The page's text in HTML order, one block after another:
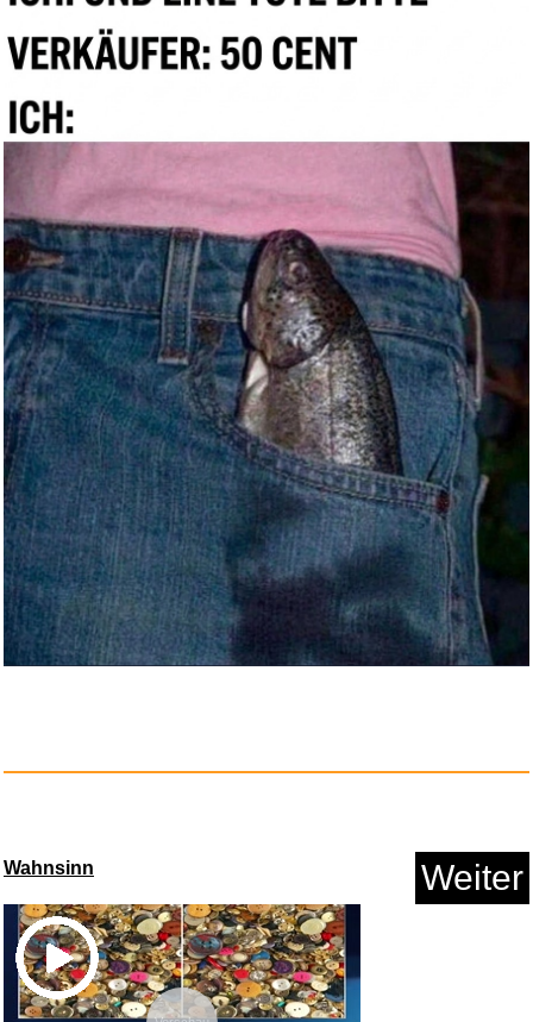
Die Wilden Hühner und die...
CHARLOTTES WEB...
Anzeige
Wahnsinn Weiter